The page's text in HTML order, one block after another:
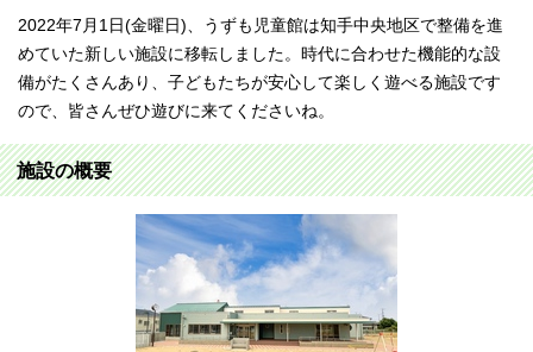
2022年7月1日(金曜日)、うずも児童館は知手中央地区で整備を進
めていた新しい施設に移転しました。時代に合わせた機能的な設
備がたくさんあり、子どもたちが安心して楽しく遊べる施設です
ので、皆さんぜひ遊びに来てくださいね。
施設の概要